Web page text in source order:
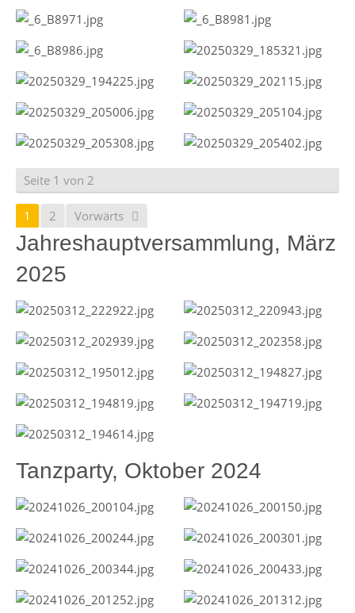
Seite 1 von 2
1 2 Vorwärts
Jahreshauptversammlung, März
2025
Tanzparty, Oktober 2024